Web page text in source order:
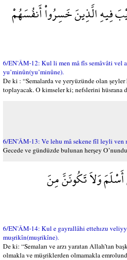
فِيهِ الَّذِينَ خَسِرُواْ أَنفُسَهُمْ
6/EN'ÂM-12: Kul li men mâ fîs semâvâti vel
yu’minûn(yu’minûne).
De ki : “Semalarda ve yeryüzünde olan
toplayacak. O kimseler ki; nefslerini hüsrana
6/EN'ÂM-13: Ve lehu mâ sekene fîl leyli ven
Gecede ve gündüzde bulunan herşey
وَلاَ تَكُونَنَّ مِنَ
6/EN'ÂM-14: Kul e gayrallâhi ettehızu
muşrikîn(muşrikîne).
De ki: “Semaları ve arzı yaratan Allah’tan
olmakla ve müşriklerden olmamakla